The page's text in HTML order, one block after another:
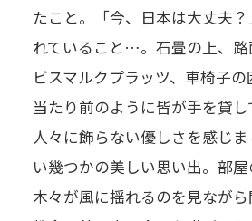
たこと。「今、日本は大丈夫？
れていること…。石畳の上、路
ビスマルクプラッツ、車椅子の
当たり前のように皆が手を貸
人々に飾らない優しさを感じ
い幾つかの美しい思い出。部
木々が風に揺れるのを見なが